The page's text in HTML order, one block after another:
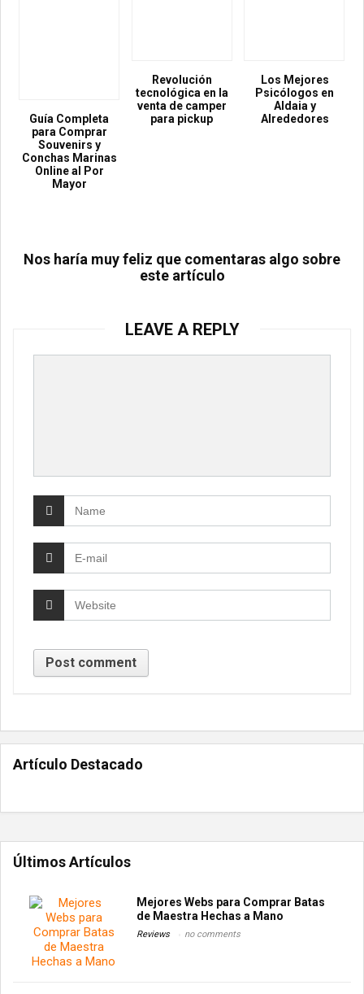
Guía Completa
para Comprar
Souvenirs y
Conchas Marinas
Online al Por
Mayor
Revolución
tecnológica en la
venta de camper
para pickup
Los Mejores
Psicólogos en
Aldaia y
Alrededores
Nos haría muy feliz que comentaras algo sobre
este artículo
LEAVE A REPLY
Artículo Destacado
Últimos Artículos
Mejores Webs para Comprar Batas
de Maestra Hechas a Mano
Reviews no comments